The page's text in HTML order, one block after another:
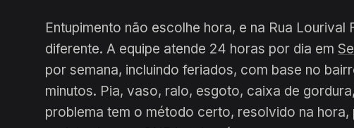
Entupimento não escolhe hora, e na Rua Lourival
diferente. A equipe atende 24 horas por dia em
por semana, incluindo feriados, com base no
minutos. Pia, vaso, ralo, esgoto, caixa de
problema tem o método certo, resolvido na hora,